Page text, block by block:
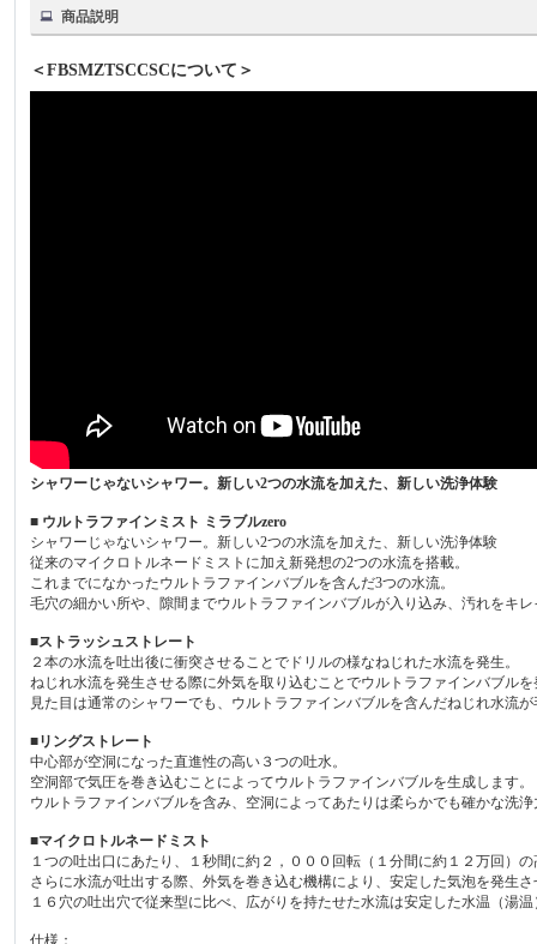
商品説明
＜FBSMZTSCCSCについて＞
シャワーじゃないシャワー。新しい2つの水流を加えた、新しい洗浄体験
■ ウルトラファインミスト ミラブルzero
シャワーじゃないシャワー。新しい2つの水流を加えた、新しい洗浄体験
従来のマイクロトルネードミストに加え新発想の2つの水流を搭載。
これまでになかったウルトラファインバブルを含んだ3つの水流。
毛穴の細かい所や、隙間までウルトラファインバブルが入り込み、汚れをキ
■ストラッシュストレート
２本の水流を吐出後に衝突させることでドリルの様なねじれた水流を発生。
ねじれ水流を発生させる際に外気を取り込むことでウルトラファインバブル
見た目は通常のシャワーでも、ウルトラファインバブルを含んだねじれ水流
■リングストレート
中心部が空洞になった直進性の高い３つの吐水。
空洞部で気圧を巻き込むことによってウルトラファインバブルを生成します。
ウルトラファインバブルを含み、空洞によってあたりは柔らかでも確かな洗
■マイクロトルネードミスト
１つの吐出口にあたり、１秒間に約２，０００回転（１分間に約１２万回）
さらに水流が吐出する際、外気を巻き込む機構により、安定した気泡を発生
１６穴の吐出穴で従来型に比べ、広がりを持たせた水流は安定した水温（湯
仕様：